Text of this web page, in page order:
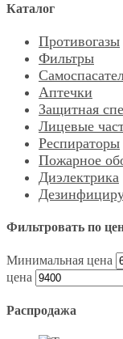
Каталог
Противогазы
Фильтры
Аптечки
Защитная
Лицевые
Респираторы
Пожарное
Диэлектрика
Фильтровать по
Минимальная цена
цена
Распродажа